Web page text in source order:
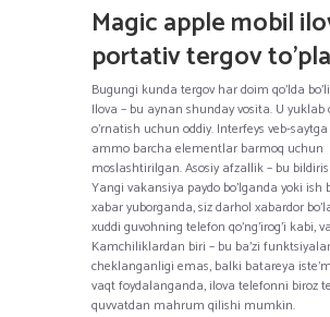
Magic apple mobil
portativ tergov
Bugungi kunda tergov har doim qo’lda
Ilova – bu aynan shunday vosita. U yuklab
o’rnatish uchun oddiy. Interfeys veb-saytga
ammo barcha elementlar barmoq uchun
moslashtirilgan. Asosiy afzallik – bu
Yangi vakansiya paydo bo’lganda yoki ish
xabar yuborganda, siz darhol xabardor
xuddi guvohning telefon qo’ng’irog’i kabi,
Kamchiliklardan biri – bu ba’zi
cheklanganligi emas, balki batareya
vaqt foydalanganda, ilova telefonni biroz
quvvatdan mahrum qilishi mumkin.